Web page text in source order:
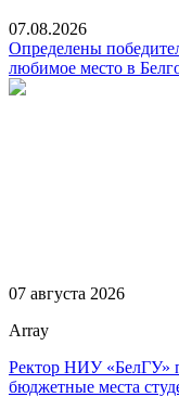
07.08.2026
Определены
любимое место в
07 августа 2026
Array
Ректор НИУ «БелГУ»
бюджетные места